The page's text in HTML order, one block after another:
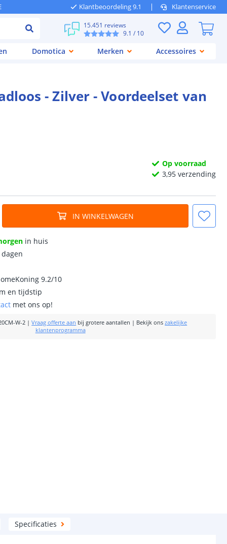
Klantbeoordeling 9.1 Klantenservice
15.451 reviews
9.1 / 10
Domotica Merken Accessoires
- Zilver - Voordeelset van
Op voorraad
3,95 verzending
IN WINKELWAGEN
in huis
9.2/10
en tijdstip
met ons op!
W-2 |Vraag offerte aan bij grotere aantallen | Bekijk ons zakelijke
klantenprogramma
Specificaties